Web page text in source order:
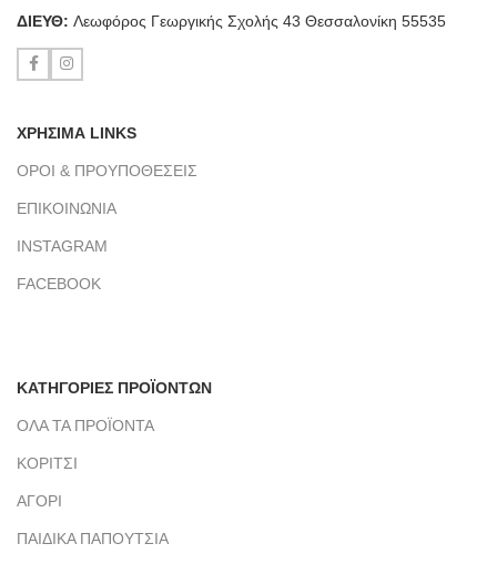
ΔΙΕΥΘ: Λεωφόρος Γεωργικής Σχολής 43 Θεσσαλονίκη 55535
ΧΡΗΣΙΜΑ LINKS
ΟΡΟΙ & ΠΡΟΥΠΟΘΕΣΕΙΣ
ΕΠΙΚΟΙΝΩΝΙΑ
INSTAGRAM
FACEBOOK
ΚΑΤΗΓΟΡΙΕΣ ΠΡΟΪΟΝΤΩΝ
ΟΛΑ ΤΑ ΠΡΟΪΟΝΤΑ
ΚΟΡΙΤΣΙ
ΑΓΟΡΙ
ΠΑΙΔΙΚΑ ΠΑΠΟΥΤΣΙΑ